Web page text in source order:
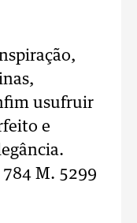
usufruir
e
M. 5299